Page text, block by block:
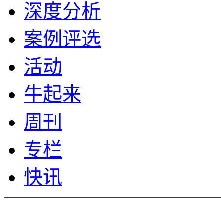
深度分析
案例评选
活动
牛起来
周刊
专栏
快讯